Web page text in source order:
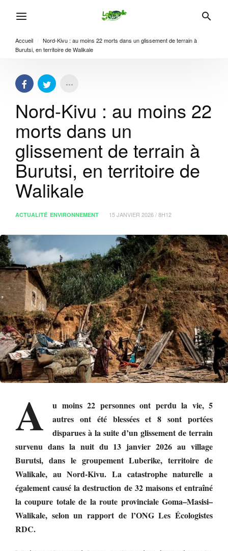
Accueil
Nord-Kivu : au moins 22 morts dans un glissement de terrain à
Burutsi, en territoire de Walikale
Nord-Kivu : au moins 22
morts dans un
glissement de terrain à
Burutsi, en territoire de
Walikale
ACTUALITÉ ENVIRONNEMENT 15 JANVIER 2026 / 8H12
A
u moins 22 personnes ont perdu la vie, 5
autres ont été blessées et 8 sont portées
disparues à la suite d’un glissement de terrain
survenu dans la nuit du 13 janvier 2026 au village
Burutsi, dans le groupement Luberike, territoire de
Walikale, au Nord-Kivu. La catastrophe naturelle a
également causé la destruction de 32 maisons et entraîné
la coupure totale de la route provinciale Goma–Masisi–
Walikale, selon un rapport de l’ONG Les Écologistes
RDC.